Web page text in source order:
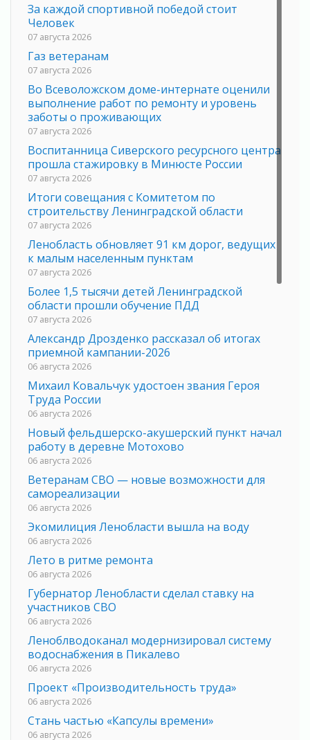
За каждой спортивной победой стоит
Человек
07 августа 2026
Газ ветеранам
07 августа 2026
Во Всеволожском доме-интернате оценили
выполнение работ по ремонту и уровень
заботы о проживающих
07 августа 2026
Воспитанница Сиверского ресурсного центра
прошла стажировку в Минюсте России
07 августа 2026
Итоги совещания с Комитетом по
строительству Ленинградской области
07 августа 2026
Ленобласть обновляет 91 км дорог, ведущих
к малым населенным пунктам
07 августа 2026
Более 1,5 тысячи детей Ленинградской
области прошли обучение ПДД
07 августа 2026
Александр Дрозденко рассказал об итогах
приемной кампании-2026
06 августа 2026
Михаил Ковальчук удостоен звания Героя
Труда России
06 августа 2026
Новый фельдшерско-акушерский пункт начал
работу в деревне Мотохово
06 августа 2026
Ветеранам СВО — новые возможности для
самореализации
06 августа 2026
Экомилиция Ленобласти вышла на воду
06 августа 2026
Лето в ритме ремонта
06 августа 2026
Губернатор Ленобласти сделал ставку на
участников СВО
06 августа 2026
Леноблводоканал модернизировал систему
водоснабжения в Пикалево
06 августа 2026
Проект «Производительность труда»
06 августа 2026
Стань частью «Капсулы времени»
06 августа 2026